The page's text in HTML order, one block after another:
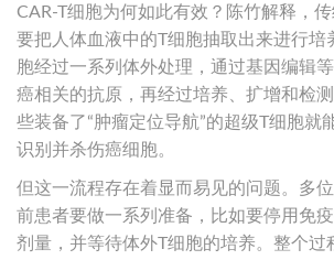
CAR-T细胞为何如此有效？陈竹解释，
要把人体血液中的T细胞抽取出来进行培
胞经过一系列体外处理，通过基因编辑
癌相关的抗原，再经过培养、扩增和检
些装备了“肿瘤定位导航”的超级T细胞就
识别并杀伤癌细胞。
但这一流程存在着显而易见的问题。多
前患者要做一系列准备，比如要停用免
剂量，并等待体外T细胞的培养。整个过